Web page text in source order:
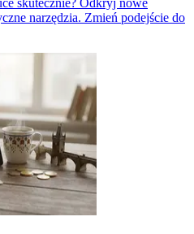
skutecznie? Odkryj nowe
narzędzia. Zmień podejście do